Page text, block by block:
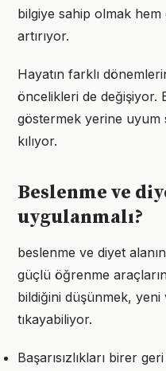
bilgiye sahip olmak
artırıyor.
Hayatın farklı
öncelikleri de değişiyor.
göstermek yerine uyum
kılıyor.
Beslenme ve
uygulanmalı?
beslenme ve diyet
güçlü öğrenme
bildiğini düşünmek,
tıkayabiliyor.
Başarısızlıkları birer